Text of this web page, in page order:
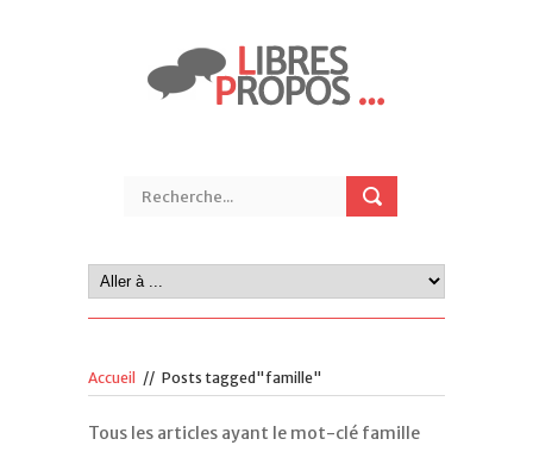
Accueil // Posts tagged"famille"
Tous les articles ayant le mot-clé famille